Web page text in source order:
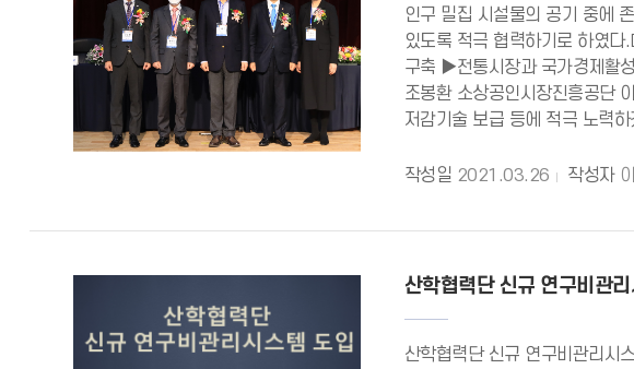
인구 밀집 시설물의 공기 중에
있도록 적극 협력하기로 하였
구축 ▶전통시장과 국가경제활
조봉환 소상공인시장진흥공단
저감기술 보급 등에 적극 노력
작성일 2021.03.26 작성자
산학협력단 신규 연구비관리
산학협력단 신규 연구비관리시